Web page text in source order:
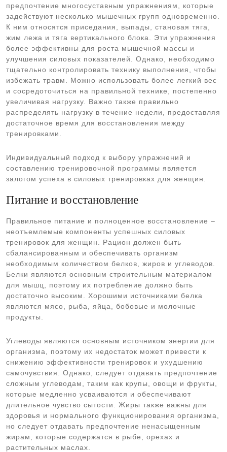
предпочтение многосуставным упражнениям, которые
задействуют несколько мышечных групп одновременно.
К ним относятся приседания, выпады, становая тяга,
жим лежа и тяга вертикального блока. Эти упражнения
более эффективны для роста мышечной массы и
улучшения силовых показателей. Однако, необходимо
тщательно контролировать технику выполнения, чтобы
избежать травм. Можно использовать более легкий вес
и сосредоточиться на правильной технике, постепенно
увеличивая нагрузку. Важно также правильно
распределять нагрузку в течение недели, предоставляя
достаточное время для восстановления между
тренировками.
Индивидуальный подход к выбору упражнений и
составлению тренировочной программы является
залогом успеха в силовых тренировках для женщин.
Питание и восстановление
Правильное питание и полноценное восстановление –
неотъемлемые компоненты успешных силовых
тренировок для женщин. Рацион должен быть
сбалансированным и обеспечивать организм
необходимым количеством белков, жиров и углеводов.
Белки являются основным строительным материалом
для мышц, поэтому их потребление должно быть
достаточно высоким. Хорошими источниками белка
являются мясо, рыба, яйца, бобовые и молочные
продукты.
Углеводы являются основным источником энергии для
организма, поэтому их недостаток может привести к
снижению эффективности тренировок и ухудшению
самочувствия. Однако, следует отдавать предпочтение
сложным углеводам, таким как крупы, овощи и фрукты,
которые медленно усваиваются и обеспечивают
длительное чувство сытости. Жиры также важны для
здоровья и нормального функционирования организма,
но следует отдавать предпочтение ненасыщенным
жирам, которые содержатся в рыбе, орехах и
растительных маслах.